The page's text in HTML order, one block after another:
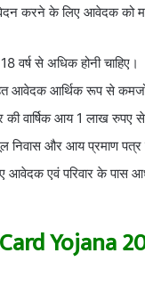
करने के लिए आवेदक को
वर्ष से अधिक होनी चाहिए।
आवेदक आर्थिक रूप से कमजोर
वार्षिक आय 1 लाख रुपए से
निवास और आय प्रमाण पत्र
आवेदक एवं परिवार के पास
Yojana